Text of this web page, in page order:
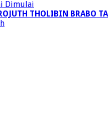
Dimulai
THOLIBIN BRABO